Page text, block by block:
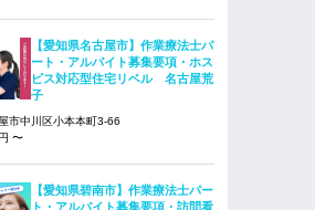
【愛知県名古屋市】作業療法士パ
ート・アルバイト募集要項・ホス
ピス対応型住宅リベル 名古屋荒
子
市中川区小本本町3-66
〜
【愛知県碧南市】作業療法士パー
ト・アルバイト募集要項・訪問看